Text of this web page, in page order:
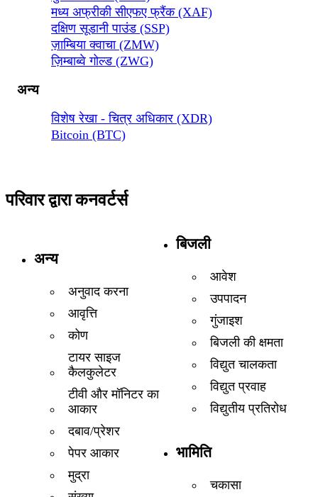
मध्य अफ्रीकी सीएफए फ्रैंक (XAF)
दक्षिण सूडानी पाउंड (SSP)
ज़ाम्बिया क्वाचा (ZMW)
ज़िम्बाब्वे गोल्ड (ZWG)
अन्य
विशेष रेखा - चित्र अधिकार (XDR)
Bitcoin (BTC)
परिवार द्वारा कनवर्टर्स
अन्य
अनुवाद करना
आवृत्ति
कोण
टायर साइज
कैलकुलेटर
टीवी और मॉनिटर का
आकार
दबाव/प्रेशर
पेपर आकार
मुद्रा
बिजली
आवेश
उपपादन
गुंजाइश
बिजली की क्षमता
विद्युत चालकता
विद्युत प्रवाह
विद्युतीय प्रतिरोध
भामिति
चकासा